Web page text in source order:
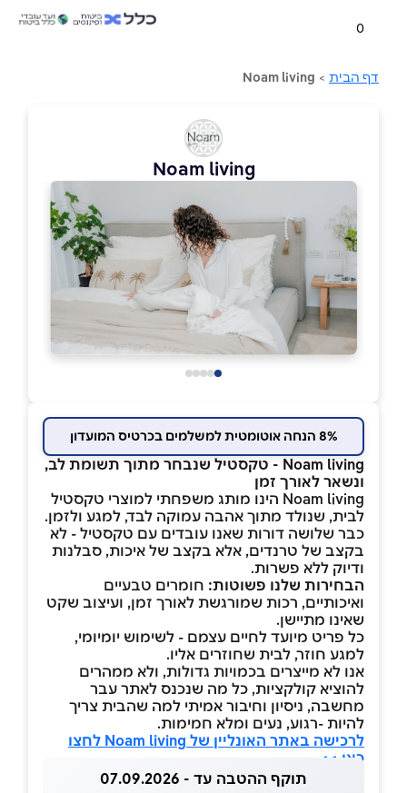
0
דף הבית >
Noam living
Noam living
8% הנחה אוטומטית למשלמים בכרטיס המועדון
Noam living - טקסטיל שנבחר מתוך תשומת לב,
ונשאר לאורך זמן
Noam living הינו מותג משפחתי למוצרי טקסטיל
לבית, שנולד מתוך אהבה עמוקה לבד, למגע ולזמן.
כבר שלושה דורות שאנו עובדים עם טקסטיל - לא
בקצב של טרנדים, אלא בקצב של איכות, סבלנות
ודיוק ללא פשרות.
הבחירות שלנו פשוטות: חומרים טבעיים
ואיכותיים, רכות שמורגשת לאורך זמן, ועיצוב שקט
שאינו מתיישן.
כל פריט מיועד לחיים עצמם - לשימוש יומיומי,
למגע חוזר, לבית שחוזרים אליו.
אנו לא מייצרים בכמויות גדולות, ולא ממהרים
להוציא קולקציות, כל מה שנכנס לאתר עבר
מחשבה, ניסיון וחיבור אמיתי למה שהבית צריך
להיות -רגוע, נעים ומלא חמימות.
לרכישה באתר האונליין של Noam living לחצו
כאן >>
תוקף ההטבה עד - 07.09.2026